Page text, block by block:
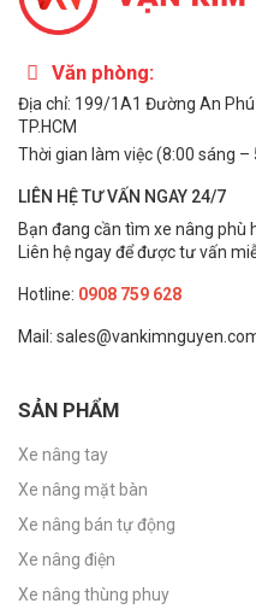
Văn phòng:
Địa chỉ: 199/1A1 Đường An Phú
TP.HCM
Thời gian làm việc (8:00 sáng –
LIÊN HỆ TƯ VẤN NGAY 24/7
Bạn đang cần tìm xe nâng phù
Liên hệ ngay để được tư vấn
Hotline: 0908 759 628
Mail:
SẢN PHẨM
Xe nâng tay
Xe nâng mặt bàn
Xe nâng bán tự động
Xe nâng điện
Xe nâng thùng phuy